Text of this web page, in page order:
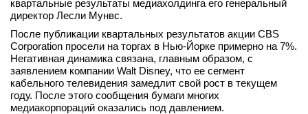
квартальные результаты медиахолдинга его генеральный
директор Лесли Мунвс.
После публикации квартальных результатов акции CBS
Corporation просели на торгах в Нью-Йорке примерно на 7%.
Негативная динамика связана, главным образом, с
заявлением компании Walt Disney, что ее сегмент
кабельного телевидения замедлит свой рост в текущем
году. После этого сообщения бумаги многих
медиакорпораций оказались под давлением.